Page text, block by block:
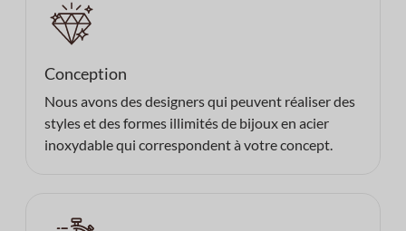
Conception
Nous avons des designers qui peuvent réaliser des
styles et des formes illimités de bijoux en acier
inoxydable qui correspondent à votre concept.